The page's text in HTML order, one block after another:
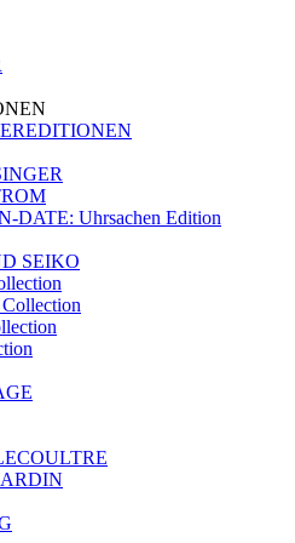
DATE: Uhrsachen Edition
SEIKO